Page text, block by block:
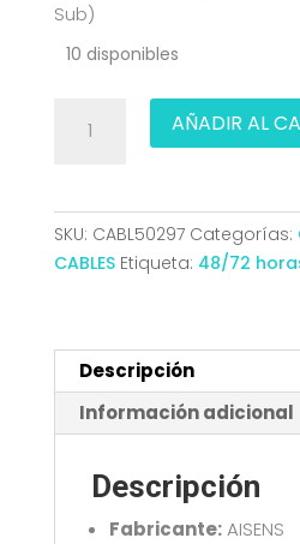
Sub)
10 disponibles
SVGA
HDB15M
NEGRO
0076
cantidad
AÑADIR AL
SKU: CABL50297 Categorías:
CABLES Etiqueta: 48/72
Descripción
Información adicional
Descripción
Fabricante:AISENS